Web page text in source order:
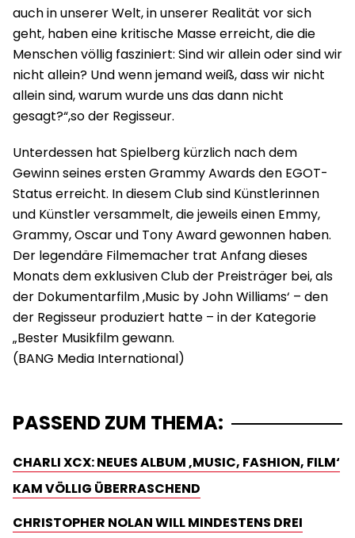
auch in unserer Welt, in unserer Realität vor sich
geht, haben eine kritische Masse erreicht, die die
Menschen völlig fasziniert: Sind wir allein oder sind wir
nicht allein? Und wenn jemand weiß, dass wir nicht
allein sind, warum wurde uns das dann nicht
gesagt?“,so der Regisseur.
Unterdessen hat Spielberg kürzlich nach dem
Gewinn seines ersten Grammy Awards den EGOT-
Status erreicht. In diesem Club sind Künstlerinnen
und Künstler versammelt, die jeweils einen Emmy,
Grammy, Oscar und Tony Award gewonnen haben.
Der legendäre Filmemacher trat Anfang dieses
Monats dem exklusiven Club der Preisträger bei, als
der Dokumentarfilm ‚Music by John Williams‘ – den
der Regisseur produziert hatte – in der Kategorie
„Bester Musikfilm gewann.
PASSEND ZUM THEMA:
CHARLI XCX: NEUES ALBUM ‚MUSIC, FASHION, FILM‘
KAM VÖLLIG ÜBERRASCHEND
CHRISTOPHER NOLAN WILL MINDESTENS DREI